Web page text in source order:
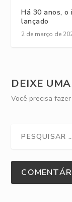
Há 30 anos, o
lançado
2 de março de
DEIXE
Você precisa